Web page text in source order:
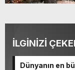
İLGİNİZİ
Dünyanın en